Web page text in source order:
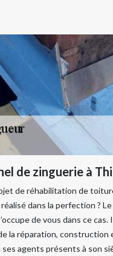
de zinguerie à
de réhabilitation de
dans la perfection ?
de vous dans ce
la réparation, construction
agents présents à son